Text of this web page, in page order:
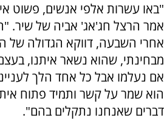
"באו עשרות אלפי אנשים, פשוט
אמר הרצל חג'אג' אביה של שיר.
אחרי השבעה, דווקא הגדולה של
מבחינתי, שהוא נשאר איתנו,
אם נעלמו אבל כל אחד הלך
הוא שמר על קשר ותמיד פתוח
דברים שאנחנו נתקלים בהם".